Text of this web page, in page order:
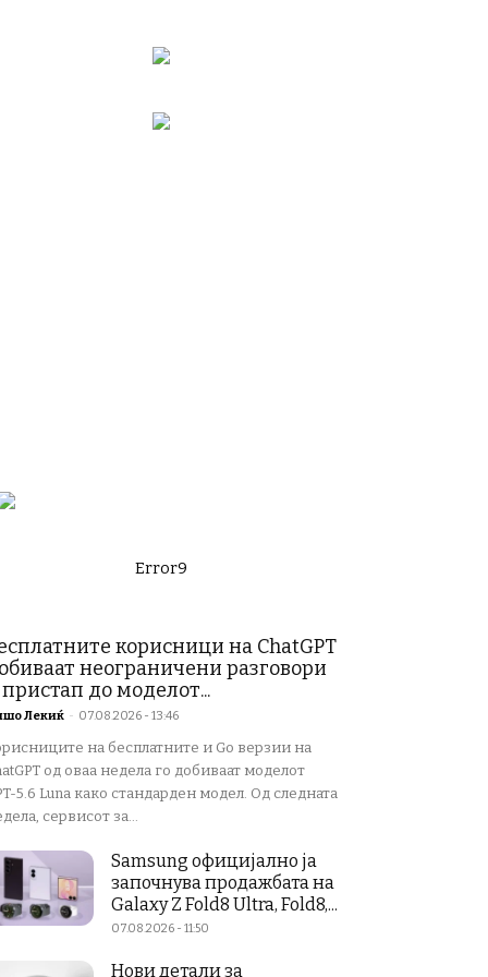
Error9
корисници на ChatGPT
неограничени разговори
до моделот...
Лекиќ - 07.08.2026 - 13:46
на бесплатните и Go верзии на
од оваа недела го добиваат моделот
5.6 Luna како стандарден модел. Од следната
сервисот за...
Samsung официјално ја
започнува продажбата на
Galaxy Z Fold8 Ultra, Fold8,...
07.08.2026 - 11:50
Нови детали за